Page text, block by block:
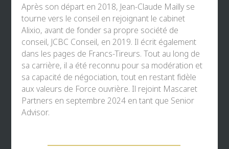
Après son départ en 2018, Jean-Claude Mailly se
tourne vers le conseil en rejoignant le cabinet
Alixio, avant de fonder sa propre société de
conseil, JCBC Conseil, en 2019. Il écrit également
dans les pages de Francs-Tireurs. Tout au long de
sa carrière, il a été reconnu pour sa modération et
sa capacité de négociation, tout en restant fidèle
aux valeurs de Force ouvrière. Il rejoint Mascaret
Partners en septembre 2024 en tant que Senior
Advisor.